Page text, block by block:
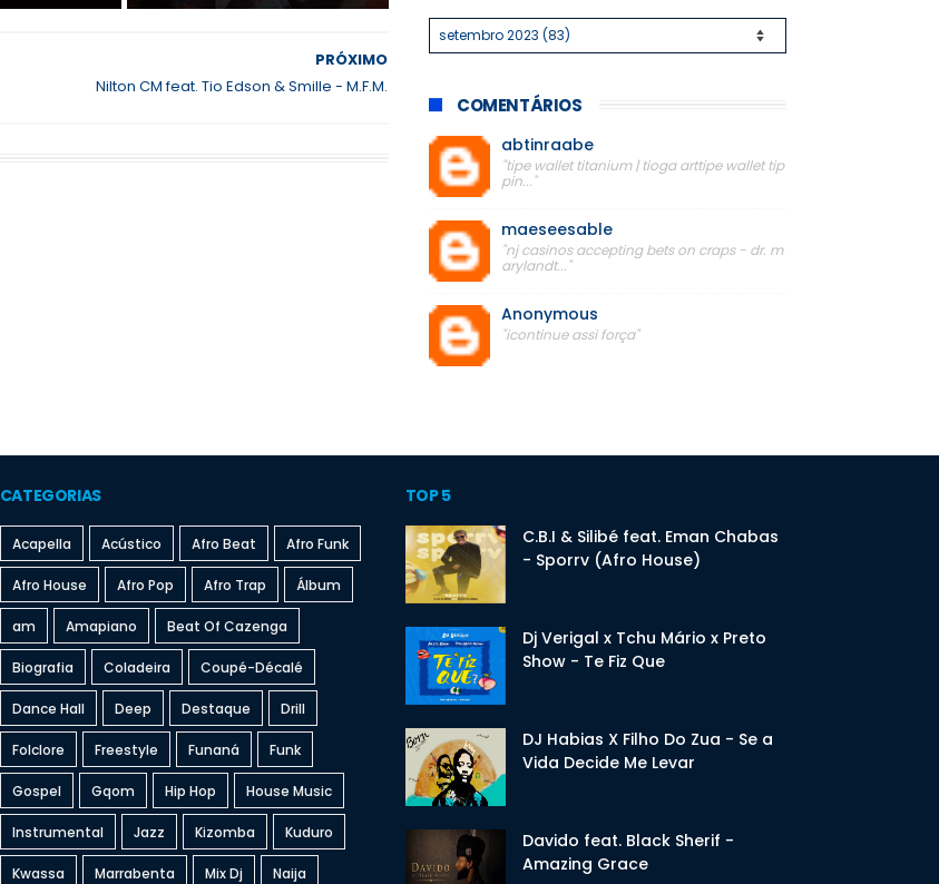
PRÓXIMO
Nilton CM feat. Tio Edson & Smille - M.F.M.
COMENTÁRIOS
abtinraabe
"tipe wallet titanium | tioga arttipe wallet tip
pin..."
maeseesable
"nj casinos accepting bets on craps - dr. m
arylandt..."
Anonymous
"icontinue assi força"
CATEGORIAS
Acapella Acústico Afro Beat Afro Funk
Afro House Afro Pop Afro Trap Álbum
am Amapiano Beat Of Cazenga
Biografia Coladeira Coupé-Décalé
Dance Hall Deep Destaque Drill
Folclore Freestyle Funaná Funk
Gospel Gqom Hip Hop House Music
Instrumental Jazz Kizomba Kuduro
Kwassa Marrabenta Mix Dj Naija
TOP 5
C.B.I & Silibé feat. Eman Chabas
- Sporrv (Afro House)
Dj Verigal x Tchu Mário x Preto
Show - Te Fiz Que
DJ Habias X Filho Do Zua - Se a
Vida Decide Me Levar
Davido feat. Black Sherif -
Amazing Grace